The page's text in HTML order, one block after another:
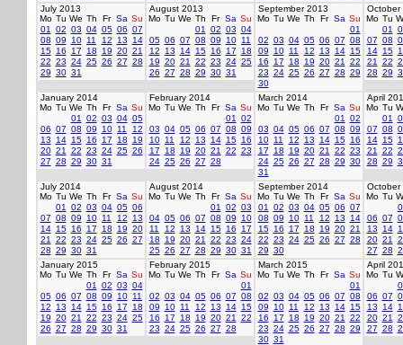
July 2013
Mo Tu We Th Fr Sa Su
01
02 03 04 05 06 07
08 09 10 11 12 13
14
15 16 17 18 19 20 21
22 23 24 25 26 27 28
29 30 31
August 2013
Mo Tu We Th Fr Sa Su
01
02 03 04
05 06 07 08 09 10 11
12
13 14 15 16 17
18
19 20 21 22 23 24 25
26 27 28 29 30 31
September 2013
Mo Tu We Th Fr Sa Su
01
02 03 04 05 06 07 08
09
10 11 12 13 14 15
16
17 18 19 20 21
22
23 24 25 26 27 28 29
30
October
Mo Tu
01
07 08
14 15
21
22
28 29
January 2014
Mo Tu We Th Fr Sa Su
01
02 03 04 05
06 07 08 09 10 11
12
13
14 15 16 17 18
19
20 21 22 23 24 25 26
27 28 29 30 31
February 2014
Mo Tu We Th Fr Sa Su
01
02
03 04 05 06 07 08 09
10 11 12 13 14 15 16
17
18 19 20 21 22 23
24 25 26 27 28
March 2014
Mo Tu We Th Fr Sa Su
01
02
03 04 05 06 07 08 09
10 11 12 13 14 15 16
17
18 19 20 21 22 23
24 25 26 27 28 29 30
31
April
Mo Tu
01
07 08
14 15
21
22
28 29
July 2014
Mo Tu We Th Fr Sa Su
01
02 03 04 05 06
07 08 09 10 11 12
13
14 15 16 17 18 19 20
21
22 23 24 25 26 27
28 29 30 31
August 2014
Mo Tu We Th Fr Sa Su
01
02 03
04 05 06 07 08 09
10
11
12 13 14 15 16
17
18
19 20 21 22 23 24
25 26 27 28 29 30 31
September 2014
Mo Tu We Th Fr Sa Su
01
02 03 04 05 06 07
08 09 10 11 12 13
14
15 16 17 18 19 20 21
22 23 24 25 26 27 28
29 30
October
Mo Tu
06 07
13
14
20 21
27 28
January 2015
Mo Tu We Th Fr Sa Su
01
02 03 04
05 06 07 08 09 10 11
12
13 14 15 16 17
18
19 20 21 22 23 24 25
26 27 28 29 30 31
February 2015
Mo Tu We Th Fr Sa Su
01
02 03 04 05 06 07 08
09
10 11 12 13 14 15
16
17 18 19 20 21
22
23 24 25 26 27 28
March 2015
Mo Tu We Th Fr Sa Su
01
02 03 04 05 06 07 08
09
10 11 12 13 14 15
16
17 18 19 20 21
22
23 24 25 26 27 28 29
30 31
April
Mo Tu
06 07
13
14
20 21
27 28